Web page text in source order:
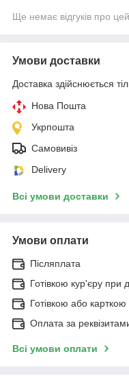
Ще немає відгуків про
Умови доставки
Доставка здійснюється
Нова Пошта
Укрпошта
Самовивіз
Delivery
Всі умови доставки
Умови оплати
Післяплата
Готівкою кур'єру при
Готівкою або
Оплата за
Всі умови оплати